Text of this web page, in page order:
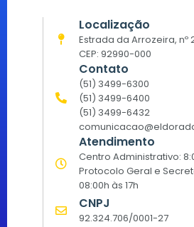
Localização
Estrada da Arrozeira, nº
CEP: 92990-000
Contato
(51) 3499-6300
(51) 3499-6400
(51) 3499-6432
Atendimento
Centro Administrativo:
Protocolo Geral e
08:00h às 17h
CNPJ
92.324.706/0001-27